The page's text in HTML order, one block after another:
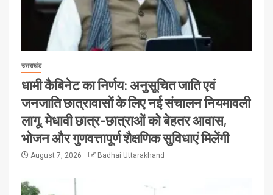
उत्तराखंड
धामी कैबिनेट का निर्णय: अनुसूचित जाति एवं
जनजाति छात्रावासों के लिए नई संचालन नियमावली
लागू, मेधावी छात्र-छात्राओं को बेहतर आवास,
भोजन और गुणवत्तापूर्ण शैक्षणिक सुविधाएं मिलेंगी
August 7, 2026 Badhai Uttarakhand